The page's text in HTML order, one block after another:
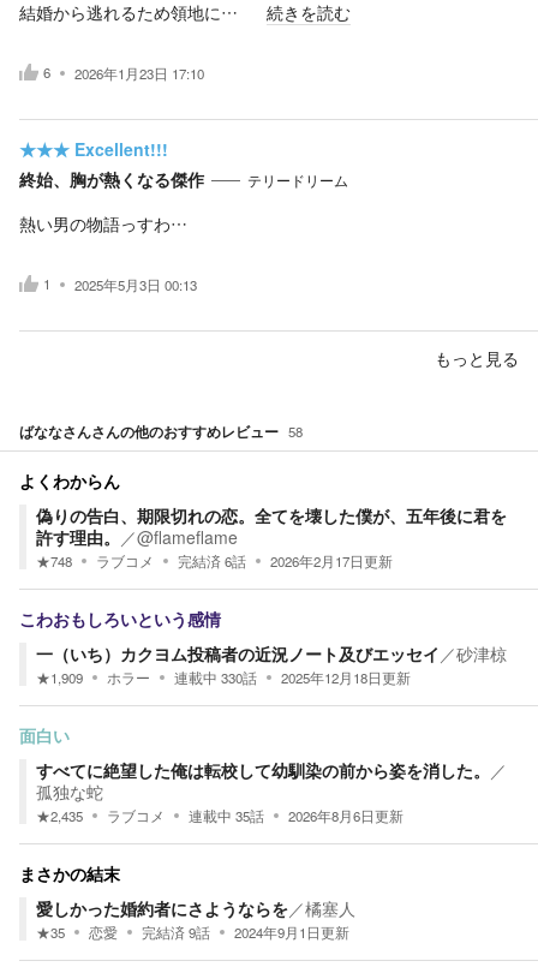
結婚から逃れるため領地に…
続きを読む
6 2026年1月23日 17:10
★★★ Excellent!!!
終始、胸が熱くなる傑作
テリードリーム
熱い男の物語っすわ…
1 2025年5月3日 00:13
もっと見る
ばななさんさんの他のおすすめレビュー 58
よくわからん
偽りの告白、期限切れの恋。全てを壊した僕が、五年後に君を
許す理由。 ／@flameflame
★748 ラブコメ 完結済6話 2026年2月17日更新
こわおもしろいという感情
一（いち）カクヨム投稿者の近況ノート及びエッセイ ／砂津椋
★1,909 ホラー 連載中 330話 2025年12月18日更新
面白い
すべてに絶望した俺は転校して幼馴染の前から姿を消した。 ／
孤独な蛇
★2,435 ラブコメ 連載中 35話 2026年8月6日更新
まさかの結末
愛しかった婚約者にさようならを／橘塞人
★35 恋愛 完結済9話 2024年9月1日更新